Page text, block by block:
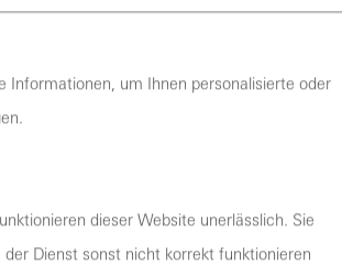
Informationen, um Ihnen personalisierte oder
dieser Website unerlässlich. Sie
Dienst sonst nicht korrekt funktionieren